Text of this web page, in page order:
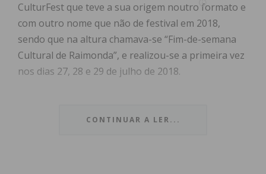
CulturFest que teve a sua origem noutro formato e
com outro nome que não de festival em 2018,
sendo que na altura chamava-se “Fim-de-semana
Cultural de Raimonda”, e realizou-se a primeira vez
nos dias 27, 28 e 29 de julho de 2018.
decidiu mudar o local do evento da Junta de
CONTINUAR A LER...